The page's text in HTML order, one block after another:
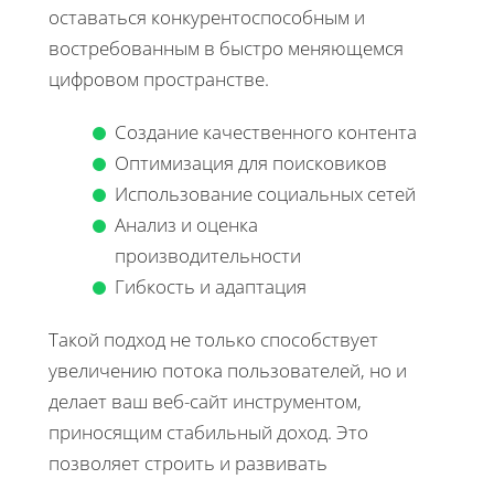
оставаться конкурентоспособным и
востребованным в быстро меняющемся
цифровом пространстве.
Создание качественного контента
Оптимизация для поисковиков
Использование социальных сетей
Анализ и оценка
производительности
Гибкость и адаптация
Такой подход не только способствует
увеличению потока пользователей, но и
делает ваш веб-сайт инструментом,
приносящим стабильный доход. Это
позволяет строить и развивать